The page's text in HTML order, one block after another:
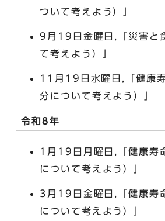
ついて考えよう）」
9月19日金曜日,「災害と
て考えよう）」
11月19日水曜日,「健康
分について考えよう）」
令和8年
1月19日月曜日,「健康寿
について考えよう）」
3月19日金曜日,「健康寿
について考えよう）」